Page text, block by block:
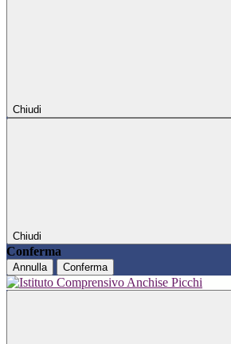
Chiudi
Chiudi
Conferma
Annulla Conferma